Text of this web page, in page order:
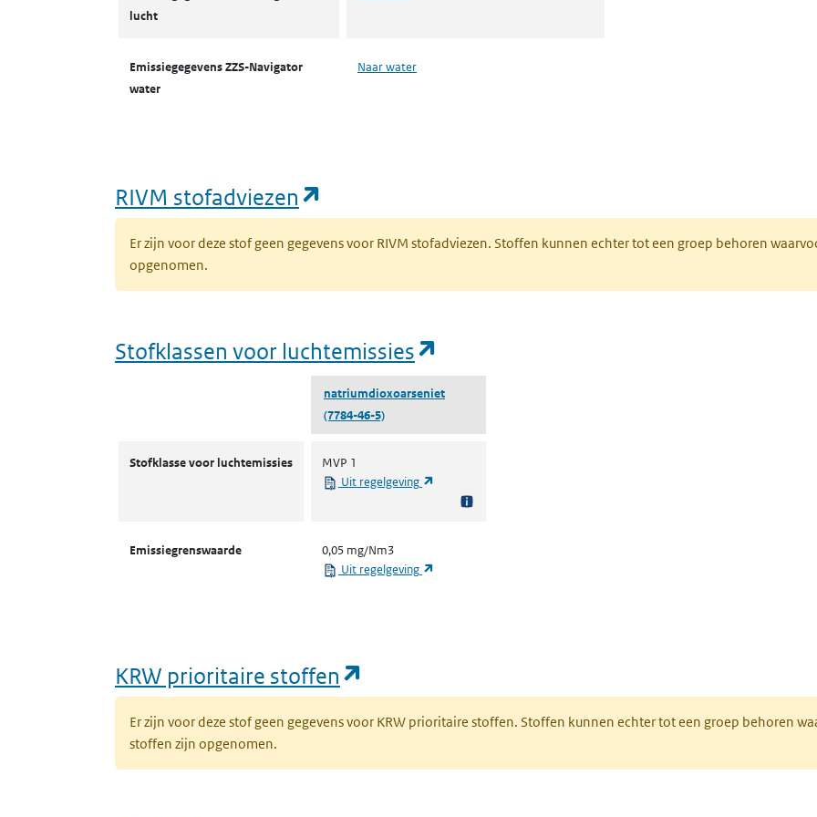
lucht
Emissiegegevens ZZS-Navigator
water
Naar water
RIVM stofadviezen
Er zijn voor deze stof geen gegevens voor RIVM stofadviezen. Stoffen kunnen echter tot een groep behoren
opgenomen.
Stofklassen voor luchtemissies
natriumdioxoarseniet
(7784-46-5)
Stofklasse voor luchtemissies
MVP 1
Uit regelgeving
Emissiegrenswaarde
0,05 mg/Nm3
Uit regelgeving
KRW prioritaire stoffen
Er zijn voor deze stof geen gegevens voor KRW prioritaire stoffen. Stoffen kunnen echter tot een groep behoren
stoffen zijn opgenomen.